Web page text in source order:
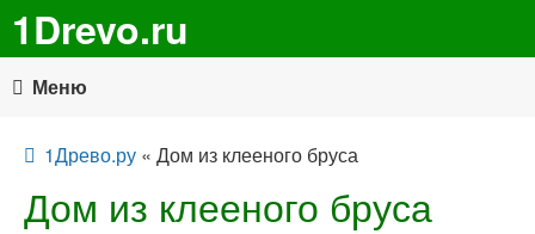
1Drevo.ru
Меню
1Древо.ру « Дом из клееного бруса
Дом из клееного бруса